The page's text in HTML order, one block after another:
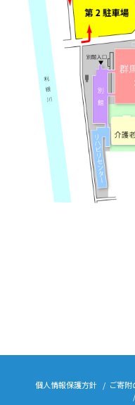
個人情報保護方針 ご寄附